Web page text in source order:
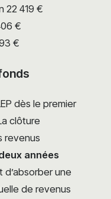
22 419 €
€
€
dès le premier
clôture
revenus
années
d’absorber une
de revenus